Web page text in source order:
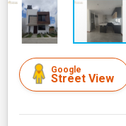
Google
Street View